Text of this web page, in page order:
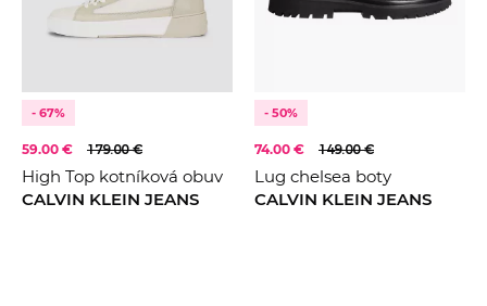
- 67%
59.00 € 179.00 €
High Top kotníková obuv
CALVIN KLEIN JEANS
- 50%
74.00 € 149.00 €
Lug chelsea boty
CALVIN KLEIN JEANS